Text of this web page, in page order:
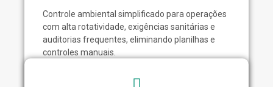
Controle ambiental simplificado para operações
com alta rotatividade, exigências sanitárias e
auditorias frequentes, eliminando planilhas e
controles manuais.